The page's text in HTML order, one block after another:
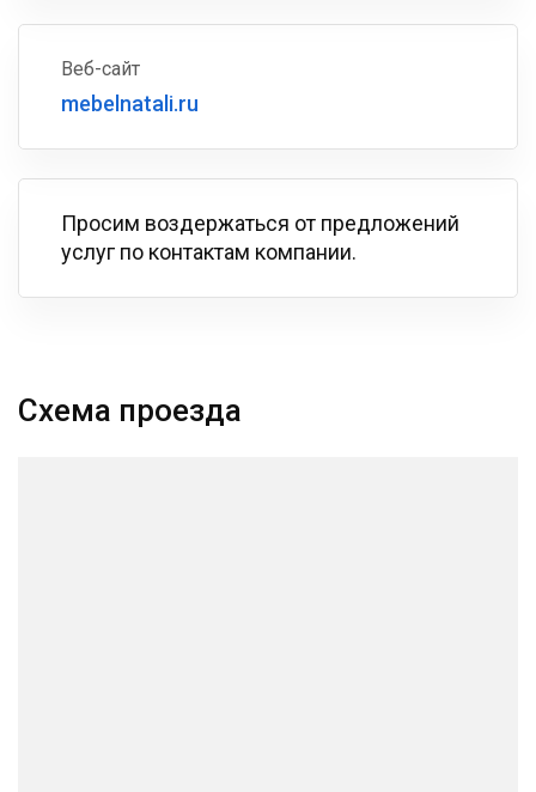
Веб-сайт
mebelnatali.ru
Просим воздержаться от предложений
услуг по контактам компании.
Схема проезда